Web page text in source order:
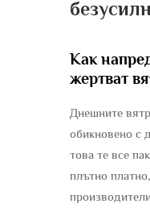
Как
жертват
Днешните
обикновено с
това те все
плътно